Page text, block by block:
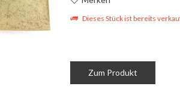
Dieses Stück ist bereits
Zum Produkt